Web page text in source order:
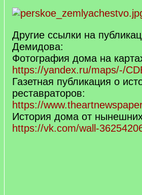
Другие ссылки на
Демидова:
Фотография дома на
https://yandex.ru/maps/-/
Газетная публикация о
реставраторов:
https://
История дома от
https://vk.com/wall-